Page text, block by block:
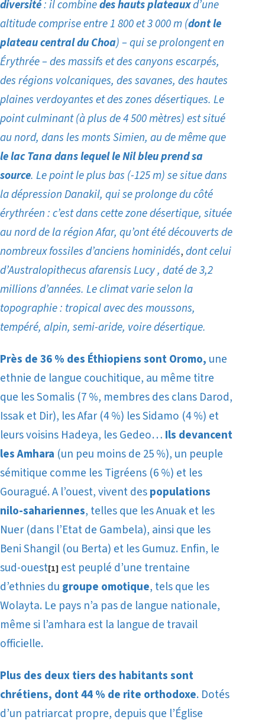
diversité: il combinedes hauts plateauxd’une
altitude comprise entre 1 800 et 3 000 m (dont le
plateau central du Choa) – qui se prolongent en
Érythrée – des massifs et des canyons escarpés,
des régions volcaniques, des savanes, des hautes
plaines verdoyantes et des zones désertiques. Le
point culminant (à plus de 4 500 mètres) est situé
au nord, dans les monts Simien, au de même que
le lac Tana dans lequel le Nil bleu prend sa
source. Le point le plus bas (-125 m) se situe dans
la dépression Danakil, qui se prolonge du côté
érythréen : c’est dans cette zone désertique, située
au nord de la région Afar, qu’ont étédécouvertsde
nombreux fossiles d’anciens hominidés,dont celui
d’Australopithecus afarensisLucy , daté de 3,2
millions d’années. Le climat varie selon la
topographie : tropical avec des moussons,
tempéré, alpin, semi-aride, voire désertique.
Près de 36 % des Éthiopiens sont Oromo, une
ethnie de langue couchitique, au même titre
que les Somalis (7 %, membres des clans Darod,
Issak et Dir), les Afar (4 %) les Sidamo (4 %) et
leurs voisins Hadeya, les Gedeo… Ils devancent
les Amhara (un peu moins de 25 %), un peuple
sémitique comme les Tigréens (6 %) et les
Gouragué. A l’ouest, vivent despopulations
nilo-sahariennes, telles que les Anuak et les
Nuer (dans l’Etat de Gambela), ainsi que les
Beni Shangil (ou Berta) et les Gumuz. Enfin, le
sud-ouest[1] est peuplé d’une trentaine
d’ethnies du groupe omotique, tels que les
Wolayta. Le pays n’a pas de langue nationale,
même si l’amhara est la langue de travail
officielle.
Plus des deux tiers des habitants sont
chrétiens, dont 44 % de rite orthodoxe. Dotés
d’un patriarcat propre, depuis que l’Église